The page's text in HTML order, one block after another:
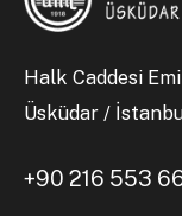
Halk Caddesi
Üsküdar /
+90 216 553